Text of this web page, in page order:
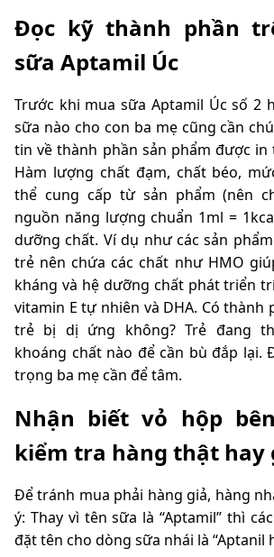
Đọc kỹ thành phần
sữa Aptamil Úc
Trước khi mua sữa Aptamil Úc số 2
sữa nào cho con ba mẹ cũng cần
tin về thành phần sản phẩm được
Hàm lượng chất đạm, chất béo,
thể cung cấp từ sản phẩm (nên
nguồn năng lượng chuẩn 1ml =
dưỡng chất. Ví dụ như các sản
trẻ nên chứa các chất như HMO
kháng và hệ dưỡng chất phát triển
vitamin E tự nhiên và DHA. Có thành
trẻ bị dị ứng không? Trẻ đang
khoáng chất nào để cần bù đắp lại.
trọng ba mẹ cần để tâm.
Nhận biết vỏ hộp
kiểm tra hàng thật hay
Để tránh mua phải hàng giả, hàng
ý: Thay vì tên sữa là “Aptamil” thì
đặt tên cho dòng sữa nhái là “Aptanil